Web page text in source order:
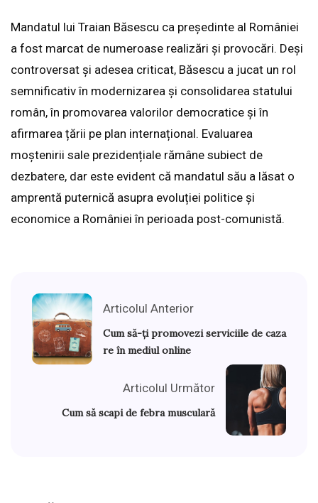
Mandatul lui Traian Băsescu ca președinte al României
a fost marcat de numeroase realizări și provocări. Deși
controversat și adesea criticat, Băsescu a jucat un rol
semnificativ în modernizarea și consolidarea statului
român, în promovarea valorilor democratice și în
afirmarea țării pe plan internațional. Evaluarea
moștenirii sale prezidențiale rămâne subiect de
dezbatere, dar este evident că mandatul său a lăsat o
amprentă puternică asupra evoluției politice și
economice a României în perioada post-comunistă.
Articolul Anterior
Cum să-ți promovezi serviciile de caza
re în mediul online
Articolul Următor
Cum să scapi de febra musculară